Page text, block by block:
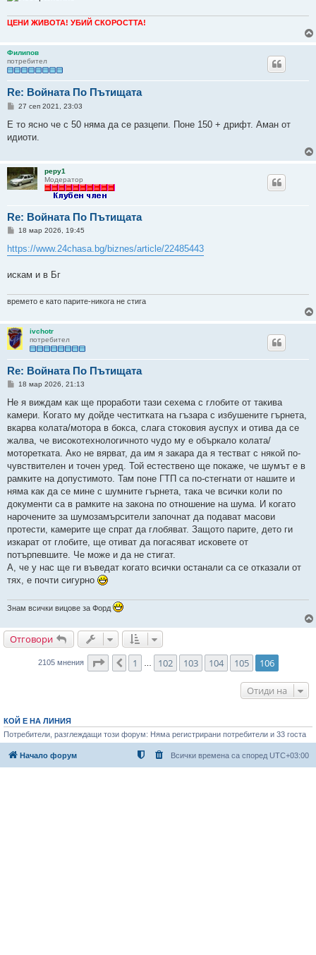
ЦЕНИ ЖИВОТА! УБИЙ СКОРОСТТА!
Филипов
потребител
Re: Войната По Пътищата
М
е
и
27 сеп 2021, 23:03
Е то ясно че с 50 няма да се разцепи. Поне 150 + дрифт. Аман от
идиоти.
pepy1
Модератор
Re: Войната По Пътищата
М
е
н
е
18 мар 2026, 19:45
https://www.24chasa.bg/biznes/article/22485443
искам и в Бг
времето е като парите-никога не стига
ivchotr
потребител
Re: Войната По Пътищата
М
е
и
е
18 мар 2026, 21:13
Не я виждам как ще проработи тази сехема с глобите от такива
камери. Когато му дойде честитката на гъзара с избушените гърнета,
вкарва колата/мотора в бокса, слага стоковия ауспух и отива да се
жалва, че високотехнологичното чудо му е объркало колата/
моторетката. Ако не вярват, да им я закара да я тестват с някой по-
чувствителен и точен уред. Той естествено ще покаже, че шумът е в
рамките на допустимото. Там поне ГТП са по-стегнати от нашите и
няма как да се мине с шумните гърнета, така че всички коли по
документи са в рамките на закона по отношение на шума. И когато
нарочените за шумозамърсители започнат да подават масови
протести, камерите ще спрат да глобяват. Защото парите, дето ги
изкарат от глобите, ще отиват да погасяват исковете от
потърпевшите. Че може и да не стигат.
А, че у нас ще ги въведат когато всички останали са се отказали от
тях, е почти сигурно
Знам всички вицове за Форд
Отговори
2105 мнения Страница106от 106
Предишна
1 102 103 104 105 106
Отиди на
КОЙ Е НА ЛИНИЯ
Потребители, разглеждащи този форум: Няма регистрирани потребители и 33 госта
Начало форум Всички времена са според UTC+03:00